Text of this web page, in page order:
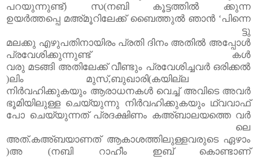
ക്കുന്ന
കൂട്ടത്തിൽ
നബി
(
സ
)
പറയുന്നുണ്ട്
‘പിന്നെ
ഞാൻ
ബൈത്തുൽ
മഅ്മൂറിലേക്ക്
ഉയർത്തപ്പെ
ട്ടു
അപ്പോൾ
അതിൽ
ദിനം
പ്രതി
എഴുപതിനായിരം
മലക്കു
കൾ
പ്രവേശിക്കുന്നുണ്ട്
ഒരിക്കൽ
പ്രവേശിച്ചവർ
വീണ്ടും
അതിലേക്ക്
മടങ്ങി
വരു
കയില്ല
(
ബുഖാരി
,
മുസ്
ലിം
)
അവർ
അവിടെ
വെച്ച്
ആരാധനകൾ
നിർവഹിക്കുകയും
ഥ്വവാഫ്
നിർവഹിക്കുകയും
ചെയ്യുന്നു
ഭൂമിയിലുള്ള
വർ
കഅ്ബാലയത്തെ
പ്രദക്ഷിണം
ചെയ്യുന്നത്
പോ
ലെ
ഏഴാം
ആകാശത്തിലുള്ളവരുടെ
കഅ്ബയാണത്
.
അത്
കൊണ്ടാണ്
ഇബ്
റാഹീം
നബി
(
അ
)